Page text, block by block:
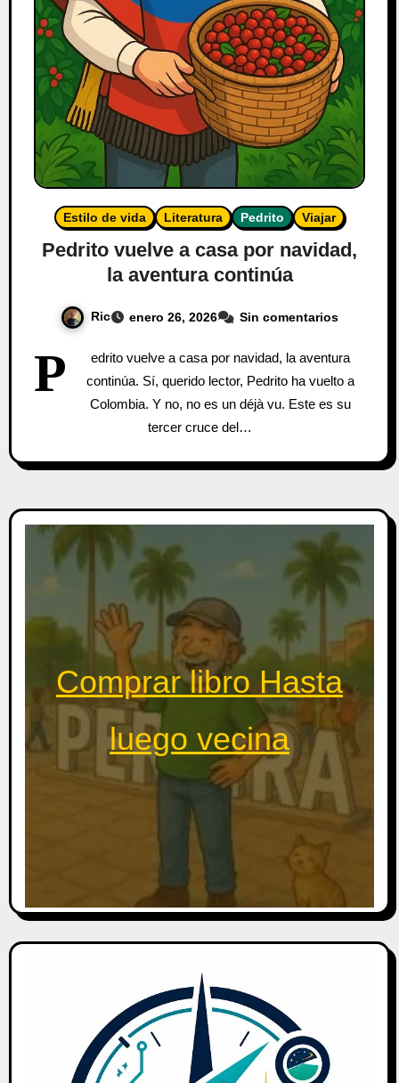
Estilo de vida Literatura Pedrito Viajar
Pedrito vuelve a casa por navidad,
la aventura continúa
Ric enero 26, 2026 Sin comentarios
P
edrito vuelve a casa por navidad, la aventura
continúa. Sí, querido lector, Pedrito ha vuelto a
Colombia. Y no, no es un déjà vu. Este es su
tercer cruce del…
Comprar libro Hasta
luego vecina